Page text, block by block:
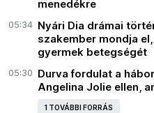
menedékre
05:34 Nyári Dia drámai
szakember mondja
gyermek betegségét
05:30 Durva fordulat a
Angelina Jolie ellen,
1 TOVÁBBI FORRÁS